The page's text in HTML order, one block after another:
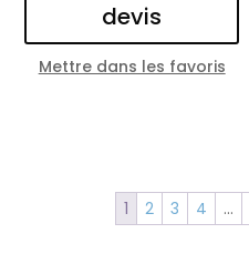
devis
Mettre dans les favoris
1 2 3 4 …